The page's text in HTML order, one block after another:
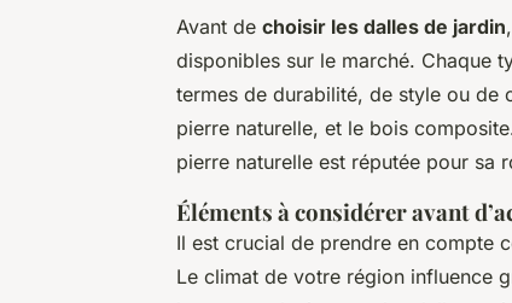
Avant de choisir les dalles de jardin
disponibles sur le marché. Chaque
termes de durabilité, de style ou de
pierre naturelle, et le bois
pierre naturelle est réputée pour sa
Éléments à considérer avant
Il est crucial de prendre en compte
Le climat de votre région influence